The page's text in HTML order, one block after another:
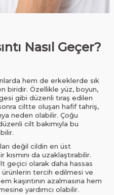
Nasıl Geçer?
hem de erkeklerde sık
biridir. Özellikle yüz, boyun,
gibi düzenli tıraş edilen
ciltte oluşan hafif tahriş,
neden olabilir. Çoğu
cilt bakımıyla bu
değil cildin en üst
da uzaklaştırabilir.
geçici olarak daha hassas
tercih edilmesi ve
kaşıntının azalmasına hem
yardımcı olabilir.